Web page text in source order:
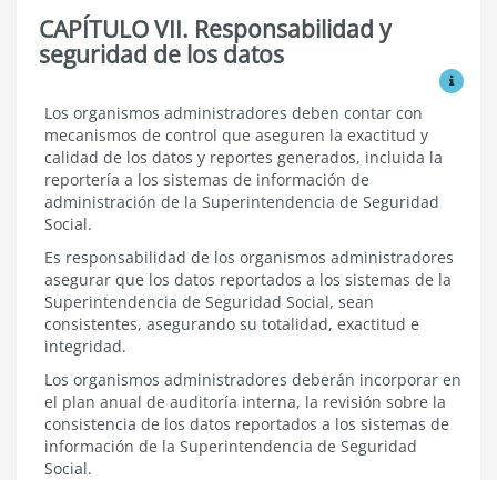
CAPÍTULO VII. Responsabilidad y
seguridad de los datos
Ver
Responsabilidad
y
seguridad
de
los
datos
Los organismos administradores deben contar con
mecanismos de control que aseguren la exactitud y
calidad de los datos y reportes generados, incluida la
reportería a los sistemas de información de
administración de la Superintendencia de Seguridad
Social.
Es responsabilidad de los organismos administradores
asegurar que los datos reportados a los sistemas de la
Superintendencia de Seguridad Social, sean
consistentes, asegurando su totalidad, exactitud e
integridad.
Los organismos administradores deberán incorporar en
el plan anual de auditoría interna, la revisión sobre la
consistencia de los datos reportados a los sistemas de
información de la Superintendencia de Seguridad
Social.